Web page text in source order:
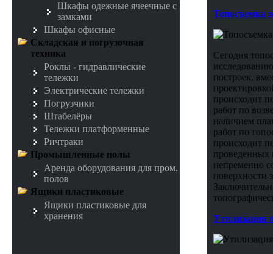
Шкафы одежные ячеечные с
замками
Шкафы офисные
Складская и погрузочная
техника
Роклы - гидравлические
тележки
Электрические тележки
Погрузчики
Штабелёры
Тележки платформенные
Ричтраки
Промышленные полы
Аренда оборудования для пром.
полов
Ящики пластиковые
Ящики пластиковые для
хранения
Топосъемка
Сегодня
построек,
происходит
работ по
наличием
работ по
происходит
проведенных
непременно
поверхности
Утилизация